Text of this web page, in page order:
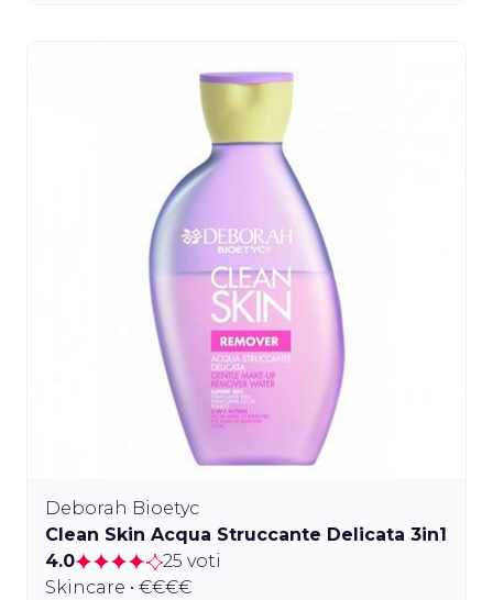
Deborah Bioetyc
Clean Skin Acqua Struccante Delicata 3in1
4.0
25 voti
Skincare • €€€€